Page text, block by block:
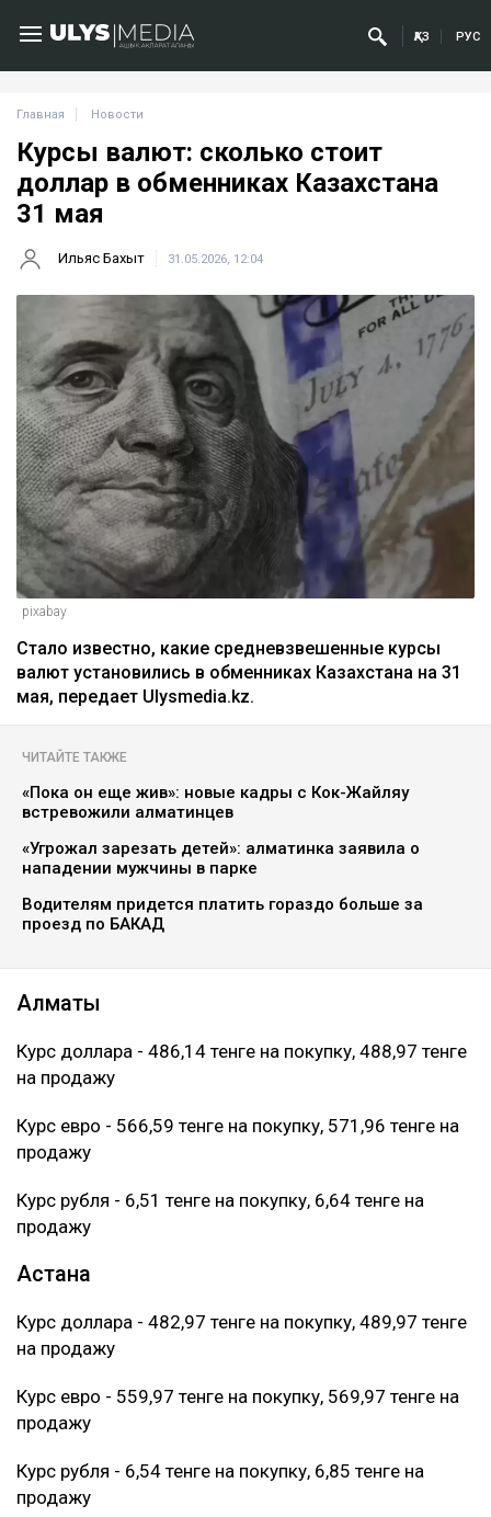
ҚАЗ РУС
Главная Новости
Курсы валют: сколько стоит
доллар в обменниках Казахстана
31 мая
Ильяс Бахыт 31.05.2026, 12:04
pixabay
Стало известно, какие средневзвешенные курсы
валют установились в обменниках Казахстана на 31
мая, передает Ulysmedia.kz.
ЧИТАЙТЕ ТАКЖЕ
«Пока он еще жив»: новые кадры с Кок-Жайляу
встревожили алматинцев
«Угрожал зарезать детей»: алматинка заявила о
нападении мужчины в парке
Водителям придется платить гораздо больше за
проезд по БАКАД
Алматы
Курс доллара - 486,14 тенге на покупку, 488,97 тенге
на продажу
Курс евро - 566,59 тенге на покупку, 571,96 тенге на
продажу
Курс рубля - 6,51 тенге на покупку, 6,64 тенге на
продажу
Астана
Курс доллара - 482,97 тенге на покупку, 489,97 тенге
на продажу
Курс евро - 559,97 тенге на покупку, 569,97 тенге на
продажу
Курс рубля - 6,54 тенге на покупку, 6,85 тенге на
продажу